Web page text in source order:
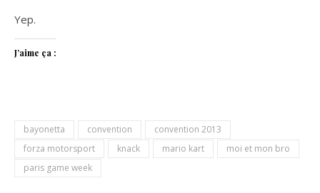
Yep.
J’aime ça :
bayonetta convention
convention 2013
forza motorsport
knack mario kart
moi et mon bro
paris game week